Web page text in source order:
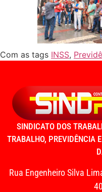
Com as tags INSS,
SINDICATO DOS
TRABALHO, PREVIDÊNCIA
Rua Engenheiro Silva